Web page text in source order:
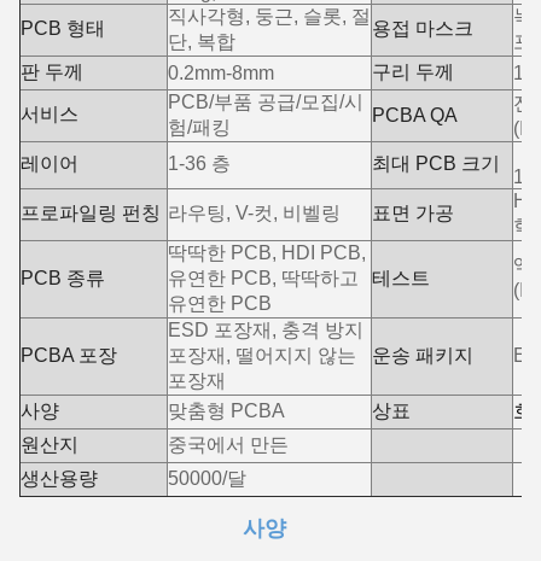
PCB 형태
직사각형, 둥근, 슬롯, 절
단, 복합
용접 마스크
녹
포
판 두께
0.2mm-8mm 구리 두께
서비스
PCB/부품 공급/모집/시
험/패킹
PCBA QA
전
레이어
1-36 층 최대 PCB 크기
프로파일링 펀칭 라우팅, V-컷, 비벨링 표면 가공
학
PCB 종류
딱딱한 PCB, HDI PCB,
유연한 PCB, 딱딱하고
유연한 PCB
테스트
엑
PCBA 포장
ESD 포장재, 충격 방지
포장재, 떨어지지 않는
포장재
운송 패키지
사양 맞춤형 PCBA 상표
호
원산지
중국에서 만든
생산용량
50000/달
사양